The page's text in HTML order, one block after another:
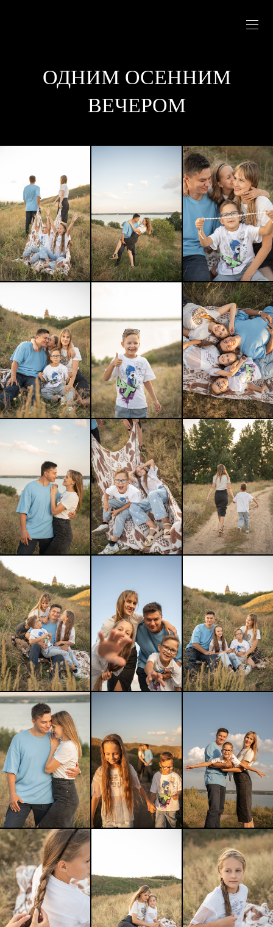
ОДНИМ ОСЕННИМ
ВЕЧЕРОМ